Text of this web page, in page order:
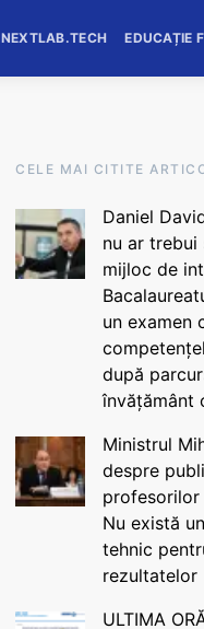
NEXTLAB.TECH EDUCAȚIE
CELE MAI CITITE
Daniel
nu ar
mijloc de
un examen
după
învățământ
Ministrul
despre
profesorilor
Nu există
tehnic
rezultatelor
ULTIMA